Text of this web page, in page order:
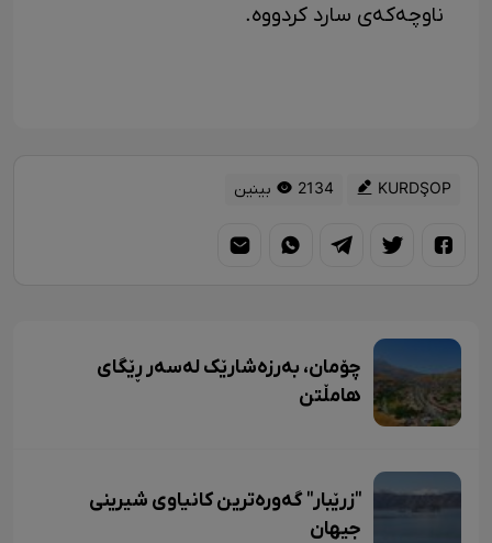
ناوچەکەی سارد کردووە.
KURDŞOP 2134 بینین
چۆمان، بەرزەشارێک لەسەر ڕێگای
هامڵتن
"زرێبار" گەورەترین کانیاوی شیرینی
جیهان